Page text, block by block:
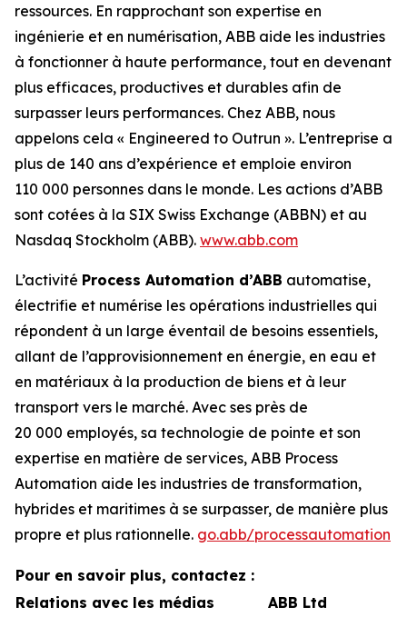
ressources. En rapprochant son expertise en
ingénierie et en numérisation, ABB aide les industries
à fonctionner à haute performance, tout en devenant
plus efficaces, productives et durables afin de
surpasser leurs performances. Chez ABB, nous
appelons cela « Engineered to Outrun ». L’entreprise a
plus de 140 ans d’expérience et emploie environ
110 000 personnes dans le monde. Les actions d’ABB
sont cotées à la SIX Swiss Exchange (ABBN) et au
Nasdaq Stockholm (ABB). www.abb.com
L’activité Process Automation d’ABB automatise,
électrifie et numérise les opérations industrielles qui
répondent à un large éventail de besoins essentiels,
allant de l’approvisionnement en énergie, en eau et
en matériaux à la production de biens et à leur
transport vers le marché. Avec ses près de
20 000 employés, sa technologie de pointe et son
expertise en matière de services, ABB Process
Automation aide les industries de transformation,
hybrides et maritimes à se surpasser, de manière plus
propre et plus rationnelle. go.abb/processautomation
Pour en savoir plus, contactez :
Relations avec les médias
ABB Ltd